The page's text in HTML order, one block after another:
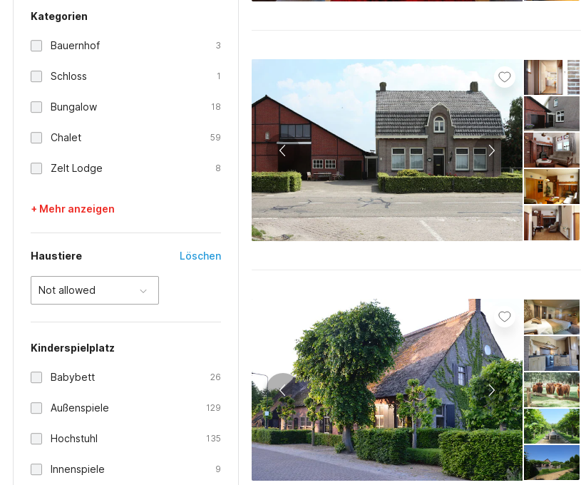
Kategorien
Bauernhof 3
Schloss 1
Bungalow 18
Chalet 59
Zelt Lodge 8
+ Mehr anzeigen
Haustiere Löschen
Not allowed
Kinderspielplatz
Babybett 26
Außenspiele 129
Hochstuhl 135
Innenspiele 9